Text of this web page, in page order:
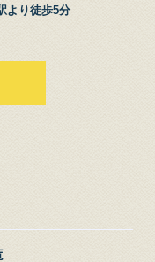
より徒歩5分